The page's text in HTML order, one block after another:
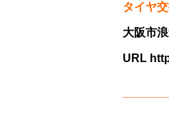
タイヤ
大阪市
URL